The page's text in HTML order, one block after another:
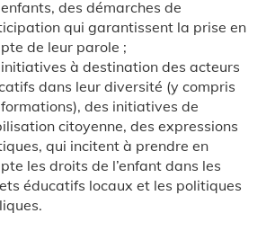
des démarches de
qui garantissent la prise en
de leur parole ;
à destination des acteurs
dans leur diversité (y compris
des initiatives de
citoyenne, des expressions
qui incitent à prendre en
les droits de l’enfant dans les
éducatifs locaux et les politiques